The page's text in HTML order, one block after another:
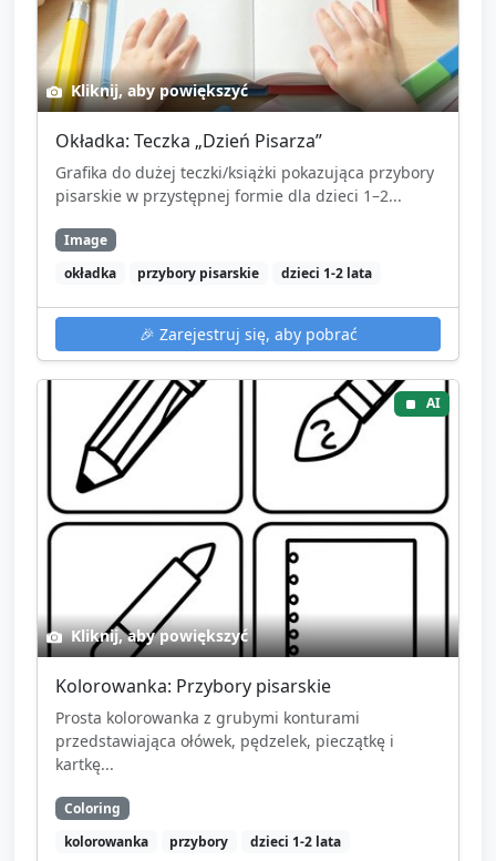
Kliknij, aby powiększyć
Okładka: Teczka „Dzień Pisarza”
Grafika do dużej teczki/książki pokazująca przybory
pisarskie w przystępnej formie dla dzieci 1–2...
Image
okładka
przybory pisarskie dzieci 1-2 lata
🎉 Zarejestruj się, aby pobrać
AI
Kliknij, aby powiększyć
Kolorowanka: Przybory pisarskie
Prosta kolorowanka z grubymi konturami
przedstawiająca ołówek, pędzelek, pieczątkę i
kartkę...
Coloring
kolorowanka
przybory dzieci 1-2 lata